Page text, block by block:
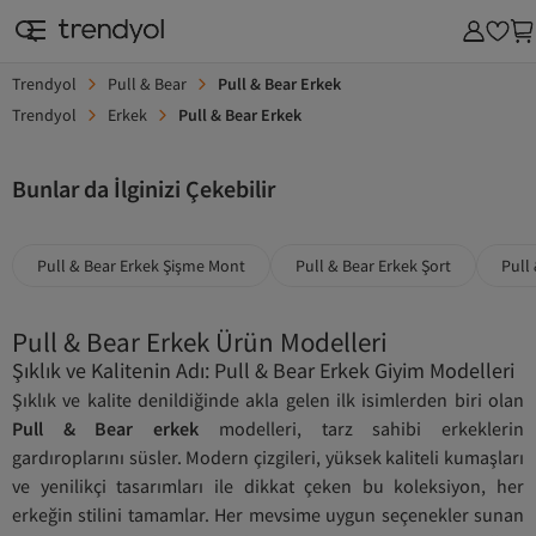
& AKSESUAR KOZMETİK & KİŞİSEL BAKIM
Trendyol Pull & Bear
Pull & Bear Erkek
Trendyol
Erkek Pull & Bear Erkek
Bunlar da İlginizi Çekebilir
Pull & Bear Erkek Şişme Mont Pull & Bear Erkek Şort Pull
Pull & Bear Erkek Ürün Modelleri
Şıklık ve Kalitenin Adı: Pull & Bear Erkek Giyim Modelleri
Şıklık ve kalite denildiğinde akla gelen ilk isimlerden biri olan
Pull & Bear erkek modelleri, tarz sahibi erkeklerin
gardıroplarını süsler. Modern çizgileri, yüksek kaliteli kumaşları
ve yenilikçi tasarımları ile dikkat çeken bu koleksiyon, her
erkeğin stilini tamamlar. Her mevsime uygun seçenekler sunan